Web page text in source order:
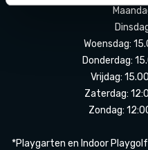
Woensdag:
Donderdag:
Vrijdag:
Zaterdag:
Zondag:
*Playgarten en Indoor